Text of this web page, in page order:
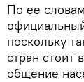
По ее
поскольку
стран стоит
общение